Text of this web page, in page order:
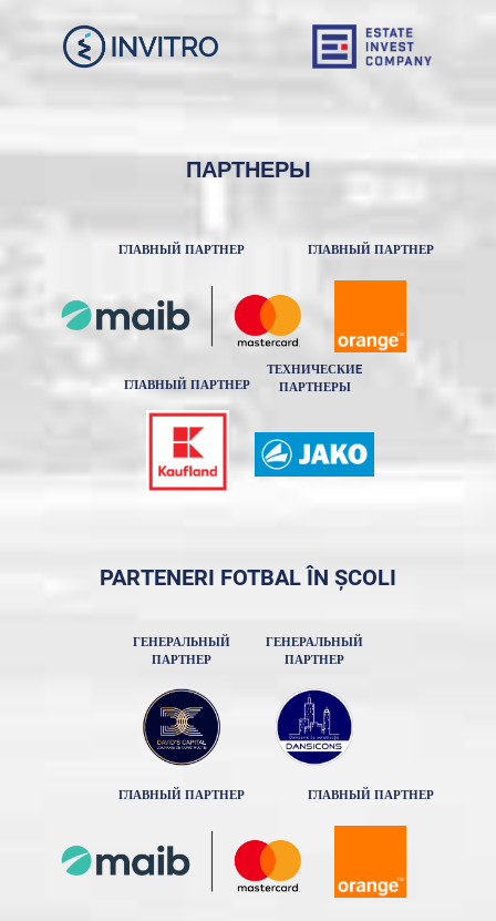
ПАРТНЕРЫ
ГЛАВНЫЙ ПАРТНЕР ГЛАВНЫЙ ПАРТНЕР
ГЛАВНЫЙ ПАРТНЕР
ТЕХНИЧЕСКИE
ПАРТНЕРЫ
PARTENERI FOTBAL ÎN ȘCOLI
ГЕНЕРАЛЬНЫЙ
ПАРТНЕР
ГЕНЕРАЛЬНЫЙ
ПАРТНЕР
ГЛАВНЫЙ ПАРТНЕР ГЛАВНЫЙ ПАРТНЕР